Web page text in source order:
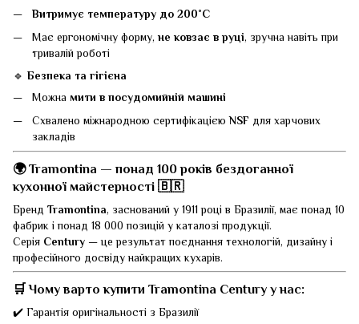
Витримує температуру до 200˚С
Має ергономічну форму,не ковзає в руці, зручна навіть при
тривалій роботі
🔹 Безпека та гігієна
Можна мити в посудомийній машині
Схвалено міжнародною сертифікацієюNSF для харчових
закладів
🌍Tramontina — понад 100 років бездоганної
кухонної майстерності 🇧🇷
Бренд Tramontina, заснований у 1911 році в Бразилії, має понад 10
фабрик і понад 18 000 позицій у каталозі продукції.
Серія Century — це результат поєднання технологій, дизайну і
професійного досвіду найкращих кухарів.
🛒Чому варто купити Tramontina Century у нас:
✔️ Гарантія оригінальності з Бразилії